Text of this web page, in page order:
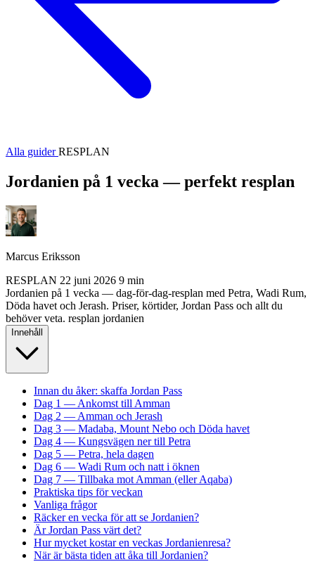
Alla guiderRESPLAN
Jordanien på 1 vecka — perfekt resplan
Marcus Eriksson
RESPLAN 22 juni 2026 9 min
Jordanien på 1 vecka — dag-för-dag-resplan med Petra, Wadi Rum,
Döda havet och Jerash. Priser, körtider, Jordan Pass och allt du
behöver veta. resplan jordanien
Innehåll
Innan du åker: skaffa Jordan Pass
Dag 1 — Ankomst till Amman
Dag 2 — Amman och Jerash
Dag 3 — Madaba, Mount Nebo och Döda havet
Dag 4 — Kungsvägen ner till Petra
Dag 5 — Petra, hela dagen
Dag 6 — Wadi Rum och natt i öknen
Dag 7 — Tillbaka mot Amman (eller Aqaba)
Praktiska tips för veckan
Vanliga frågor
Räcker en vecka för att se Jordanien?
Är Jordan Pass värt det?
Hur mycket kostar en veckas Jordanienresa?
När är bästa tiden att åka till Jordanien?